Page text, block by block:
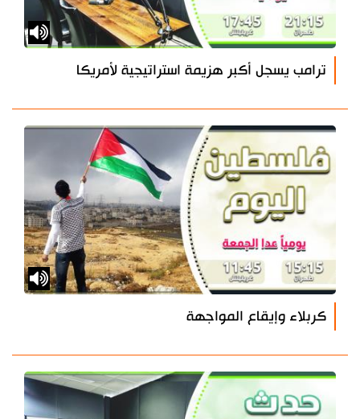
ترامب يسجل أكبر هزيمة استراتيجية لأمريكا
كربلاء وإيقاع المواجهة